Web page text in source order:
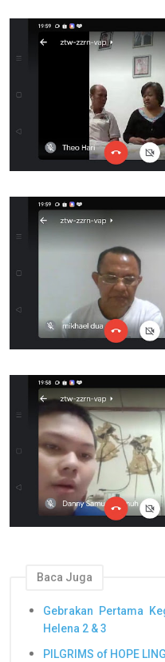
Baca Juga
Gebrakan Pertama
Helena 2 & 3
PILGRIMS of HOPE